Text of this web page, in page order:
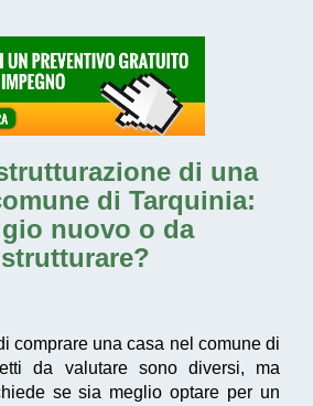
di una
di Tarquinia:
nuovo o da
comprare una casa nel comune di
da valutare sono diversi, ma
se sia meglio optare per un